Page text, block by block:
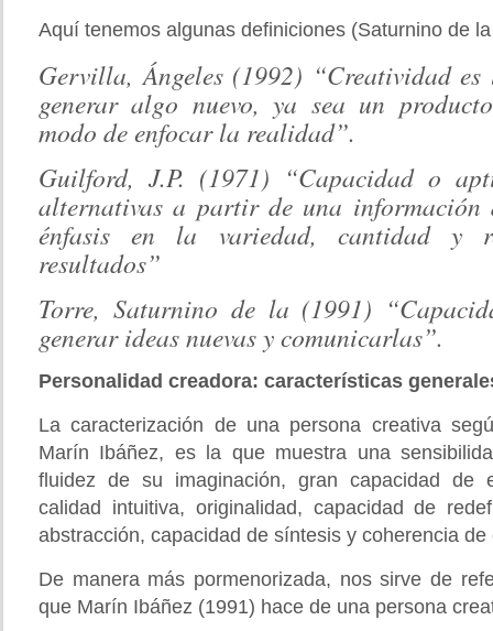
Aquí tenemos algunas definiciones (Saturnino de
Gervilla, Ángeles (1992) “Creatividad
generar algo nuevo, ya sea un
modo de enfocar la realidad”.
Guilford, J.P. (1971) “Capacidad o
alternativas a partir de una información
énfasis en la variedad, cantidad y
resultados”
Torre, Saturnino de la (1991)
generar ideas nuevas y comunicarlas”.
Personalidad creadora: características
La caracterización de una persona creativa
Marín Ibáñez, es la que muestra una
fluidez de su imaginación, gran capacidad de
calidad intuitiva, originalidad, capacidad de
abstracción, capacidad de síntesis y coherencia de
De manera más pormenorizada, nos sirve de
que Marín Ibáñez (1991) hace de una persona